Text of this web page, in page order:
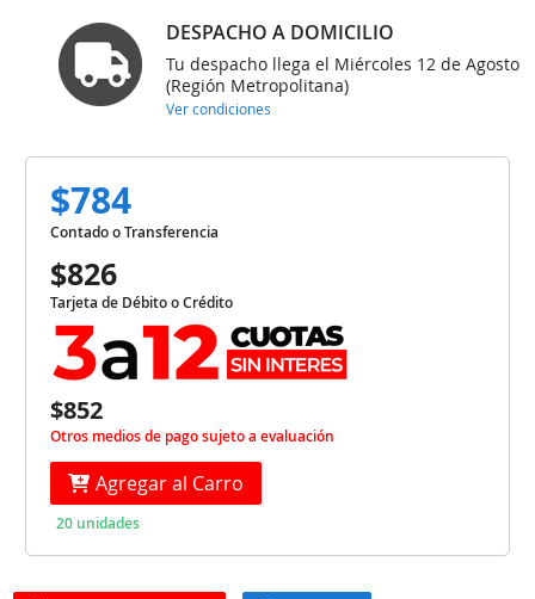
DESPACHO A DOMICILIO
Tu despacho llega el Miércoles 12 de Agosto
(Región Metropolitana)
Ver condiciones
$784
Contado o Transferencia
$826
Tarjeta de Débito o Crédito
$852
Otros medios de pago sujeto a evaluación
Agregar al Carro
20 unidades